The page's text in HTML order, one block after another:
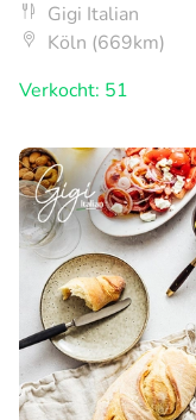
Gigi Italian
Köln (669km)
Verkocht: 51